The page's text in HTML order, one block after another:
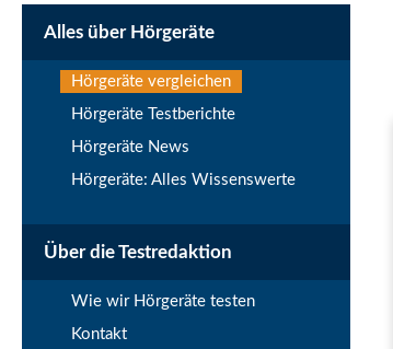
Alles über Hörgeräte
Hörgeräte vergleichen
Hörgeräte Testberichte
Hörgeräte News
Hörgeräte: Alles Wissenswerte
Über die Testredaktion
Wie wir Hörgeräte testen
Kontakt